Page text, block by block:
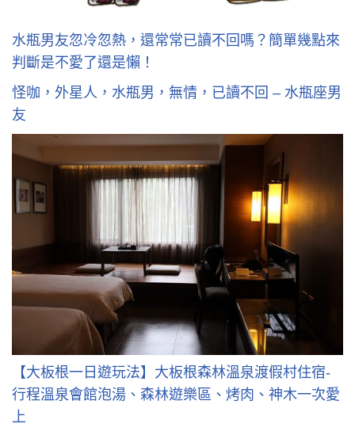
水瓶男友忽冷忽熱，還常常已讀不回嗎？簡單幾點來
判斷是不愛了還是懶！
怪咖，外星人，水瓶男，無情，已讀不回 – 水瓶座男
友
【大板根一日遊玩法】大板根森林溫泉渡假村住宿-
行程溫泉會館泡湯、森林遊樂區、烤肉、神木一次愛
上